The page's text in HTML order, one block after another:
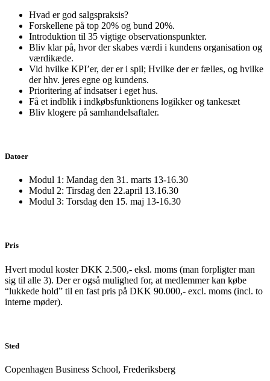
Hvad er god salgspraksis?
Forskellene på top 20% og bund 20%.
Introduktion til 35 vigtige observationspunkter.
Bliv klar på, hvor der skabes værdi i kundens organisation og
værdikæde.
Vid hvilke KPI’er, der er i spil; Hvilke der er fælles, og hvilke
der hhv. jeres egne og kundens.
Prioritering af indsatser i eget hus.
Få et indblik i indkøbsfunktionens logikker og tankesæt
Bliv klogere på samhandelsaftaler.
Datoer
Modul 1: Mandag den 31. marts 13-16.30
Modul 2: Tirsdag den 22.april 13.16.30
Modul 3: Torsdag den 15. maj 13-16.30
Pris
Hvert modul koster DKK 2.500,- eksl. moms (man forpligter man
sig til alle 3). Der er også mulighed for, at medlemmer kan købe
“lukkede hold” til en fast pris på DKK 90.000,- excl. moms (incl. to
interne møder).
Sted
Copenhagen Business School, Frederiksberg